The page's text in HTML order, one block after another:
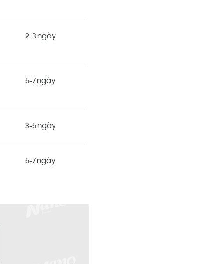
2-3 ngày
5-7 ngày
3-5 ngày
5-7 ngày